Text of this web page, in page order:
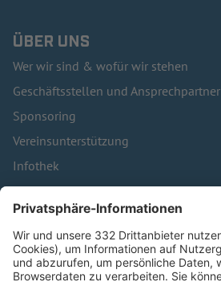
ÜBER UNS
Wer wir sind & wofür wir stehen
Geschäftsstellen und Ansprechpartner
Sponsoring
Vereinsunterstützung
Infothek
Kontakt
HÄUFIG BESUCHTE SEITEN
Pässe und Vereinswechsel